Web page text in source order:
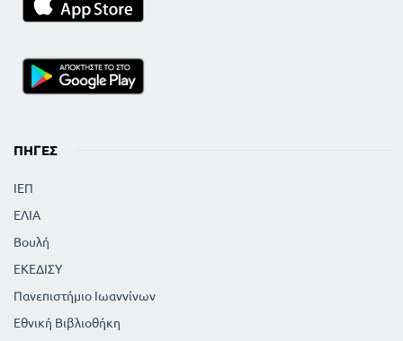
ΠΗΓΈΣ
ΙΕΠ
ΕΛΙΑ
Βουλή
ΕΚΕΔΙΣΥ
Πανεπιστήμιο Ιωαννίνων
Εθνική Βιβλιοθήκη